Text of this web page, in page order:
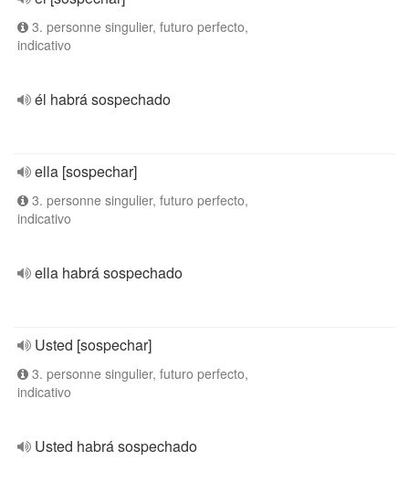
3. personne singulier, futuro perfecto,
indicativo
él habrá sospechado
ella [sospechar]
3. personne singulier, futuro perfecto,
indicativo
ella habrá sospechado
Usted [sospechar]
3. personne singulier, futuro perfecto,
indicativo
Usted habrá sospechado